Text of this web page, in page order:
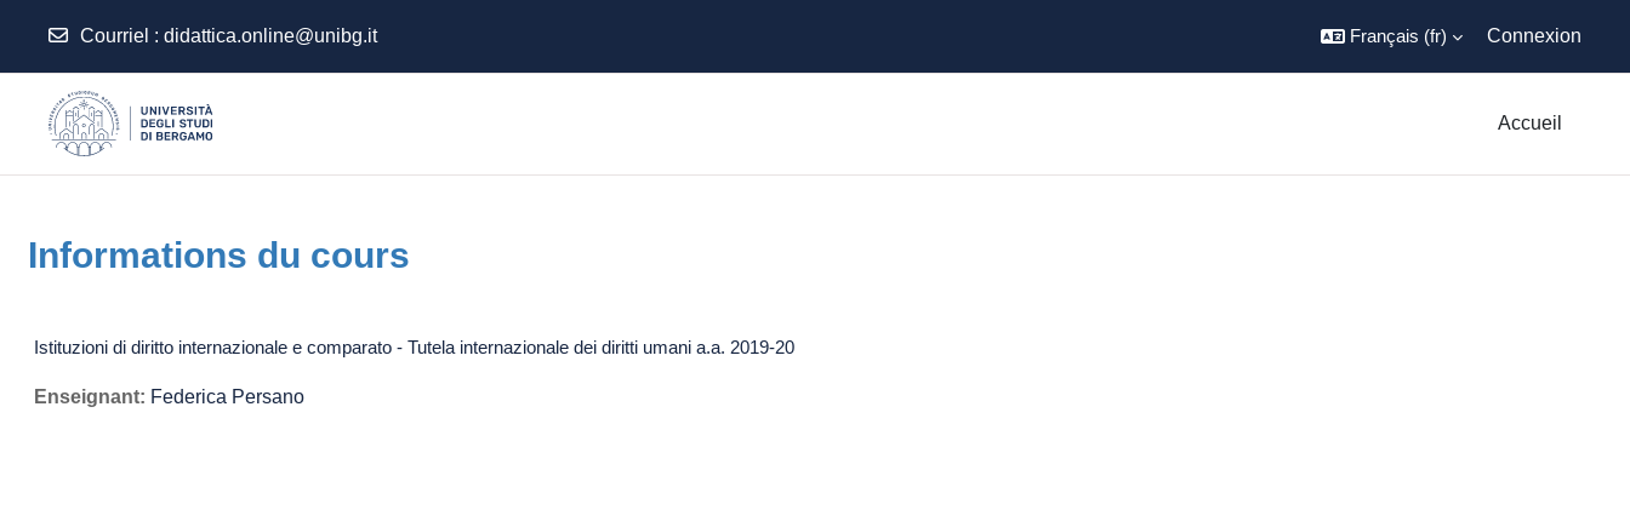
Courriel : didattica.online@unibg.it Français ‎(fr)‎ Connexion
Accueil
Informations du cours
Istituzioni di diritto internazionale e comparato - Tutela internazionale dei diritti umani a.a. 2019-20
Enseignant: Federica Persano